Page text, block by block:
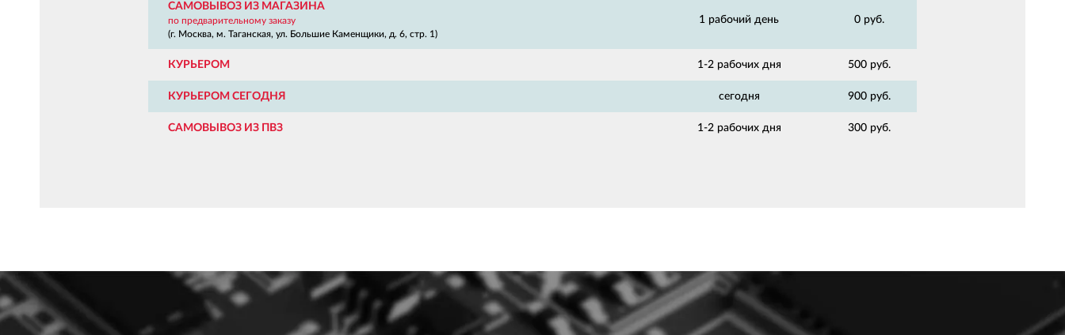
САМОВЫВОЗ ИЗ МАГАЗИНА
по предварительному заказу
(г. Москва, м. Таганская, ул. Большие Каменщики, д. 6, стр. 1)
1 рабочий день 0 руб.
КУРЬЕРОМ 1-2 рабочих дня 500 руб.
КУРЬЕРОМ СЕГОДНЯ сегодня 900 руб.
САМОВЫВОЗ ИЗ ПВЗ 1-2 рабочих дня 300 руб.